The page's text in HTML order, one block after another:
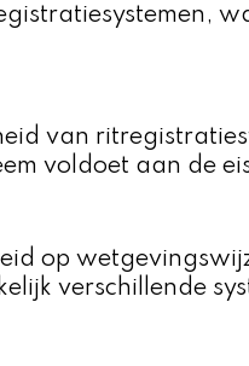
van
voldoet aan de
op
verschillende